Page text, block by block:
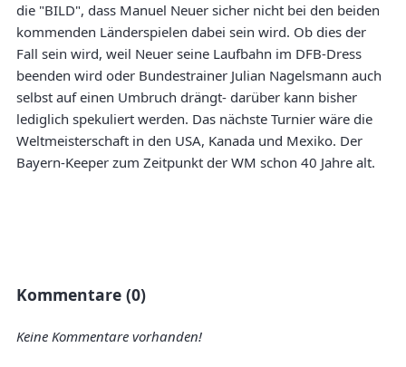
die "BILD", dass Manuel Neuer sicher nicht bei den beiden
kommenden Länderspielen dabei sein wird. Ob dies der
Fall sein wird, weil Neuer seine Laufbahn im DFB-Dress
beenden wird oder Bundestrainer Julian Nagelsmann auch
selbst auf einen Umbruch drängt- darüber kann bisher
lediglich spekuliert werden. Das nächste Turnier wäre die
Weltmeisterschaft in den USA, Kanada und Mexiko. Der
Bayern-Keeper zum Zeitpunkt der WM schon 40 Jahre alt.
Kommentare (0)
Keine Kommentare vorhanden!